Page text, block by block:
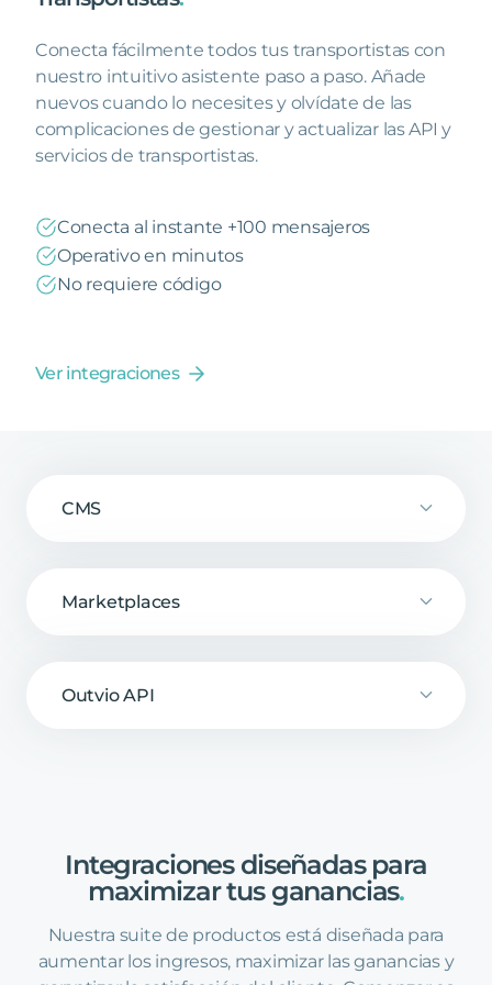
Conecta fácilmente todos tus transportistas con
nuestro intuitivo asistente paso a paso. Añade
nuevos cuando lo necesites y olvídate de las
complicaciones de gestionar y actualizar las API y
servicios de transportistas.
Conecta al instante +100 mensajeros
Operativo en minutos
No requiere código
Ver integraciones
CMS
Marketplaces
Outvio API
Integraciones diseñadas para
maximizar tus ganancias.
Nuestra suite de productos está diseñada para
aumentar los ingresos, maximizar las ganancias y